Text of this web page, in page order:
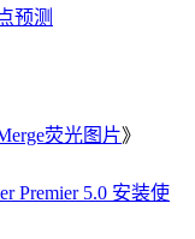
预测
荧光图片》
Premier 5.0 安装使